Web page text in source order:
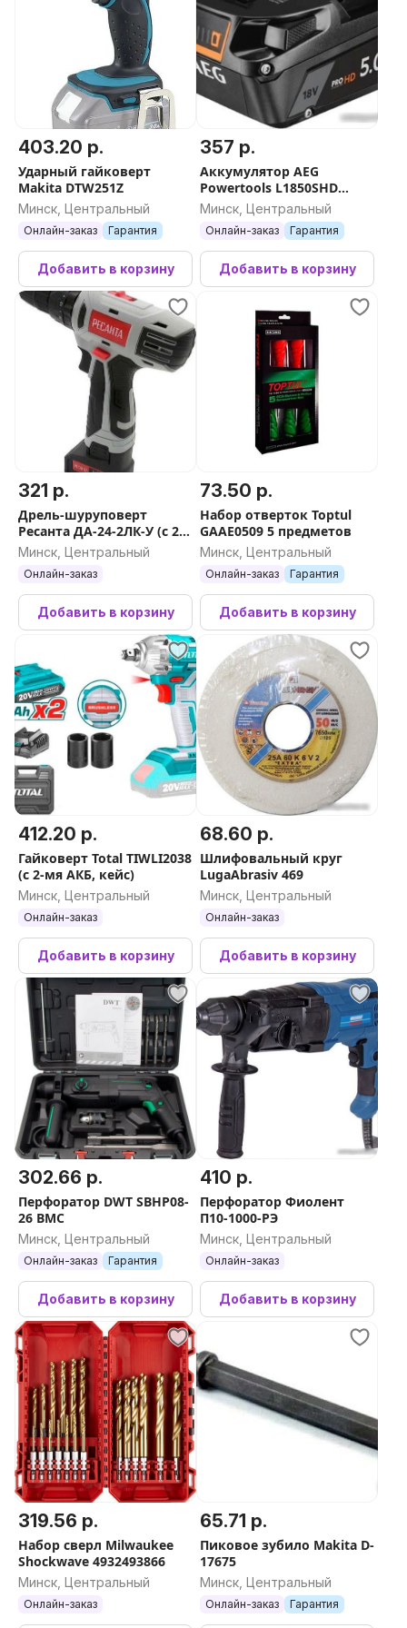
403.20 р.
Ударный гайковерт
Makita DTW251Z
Минск, Центральный
Онлайн-заказ Гарантия
Добавить в корзину
357 р.
Аккумулятор AEG
Powertools L1850SHD
4935478860 (18В/5 Ah)
Минск, Центральный
Онлайн-заказ Гарантия
Добавить в корзину
321 р.
Дрель-шуруповерт
Ресанта ДА-24-2ЛК-У (с 2-
мя АКБ, кейс)
Минск, Центральный
Онлайн-заказ
Добавить в корзину
73.50 р.
Набор отверток Toptul
GAAE0509 5 предметов
Минск, Центральный
Онлайн-заказ Гарантия
Добавить в корзину
412.20 р.
Гайковерт Total TIWLI2038
(с 2-мя АКБ, кейс)
Минск, Центральный
Онлайн-заказ
Добавить в корзину
68.60 р.
Шлифовальный круг
LugaAbrasiv 469
Минск, Центральный
Онлайн-заказ
Добавить в корзину
302.66 р.
Перфоратор DWT SBHP08-
26 BMC
Минск, Центральный
Онлайн-заказ Гарантия
Добавить в корзину
410 р.
Перфоратор Фиолент
П10-1000-РЭ
Минск, Центральный
Онлайн-заказ
Добавить в корзину
319.56 р.
Набор сверл Milwaukee
Shockwave 4932493866
Минск, Центральный
Онлайн-заказ
65.71 р.
Пиковое зубило Makita D-
17675
Минск, Центральный
Онлайн-заказ Гарантия